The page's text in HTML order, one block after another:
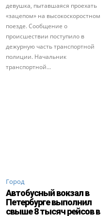
девушка, пытавшаяся проехать
«зацепом» на высокоскоростном
поезде. Сообщение о
происшествии поступило в
дежурную часть транспортной
полиции. Начальник
транспортной...
Город
Автобусный вокзал в
Петербурге выполнил
свыше 8 тысяч рейсов в